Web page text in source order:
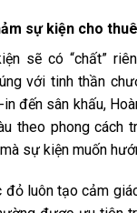
sự kiện cho thuê
sẽ có “chất”
với tinh thần
đến sân khấu,
theo phong cách
sự kiện muốn
đỏ luôn tạo cảm